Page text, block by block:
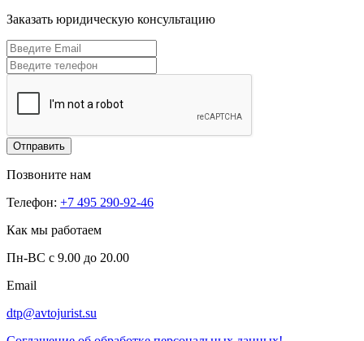
Заказать юридическую консультацию
Отправить
Позвоните нам
Телефон: +7 495 290-92-46
Как мы работаем
Пн-ВС с 9.00 до 20.00
Email
dtp@avtojurist.su